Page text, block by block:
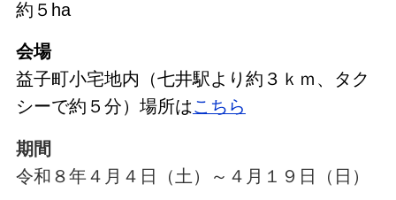
約５ha
会場
益子町小宅地内（七井駅より約３ｋｍ、タク
シーで約５分）場所はこちら
期間
令和８年４月４日（土）～４月１９日（日）